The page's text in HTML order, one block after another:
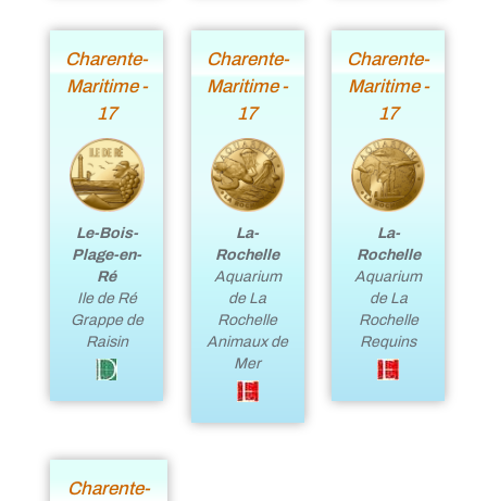
Charente-
Maritime -
17
Le-Bois-
Plage-en-
Ré
Ile de Ré
Grappe de
Raisin
Charente-
Maritime -
17
La-
Rochelle
Aquarium
de La
Rochelle
Animaux de
Mer
Charente-
Maritime -
17
La-
Rochelle
Aquarium
de La
Rochelle
Requins
Charente-